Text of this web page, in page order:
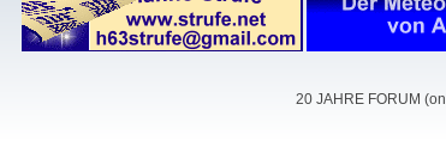
20 JAHRE FORUM